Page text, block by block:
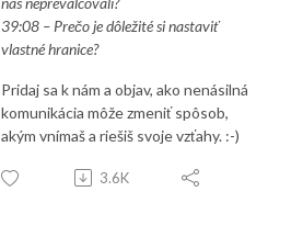
39:08 – Prečo je dôležité si nastaviť
vlastné hranice?
Pridaj sa k nám a objav, ako nenásilná
komunikácia môže zmeniť spôsob,
akým vnímaš a riešiš svoje vzťahy. :-)
3.6K